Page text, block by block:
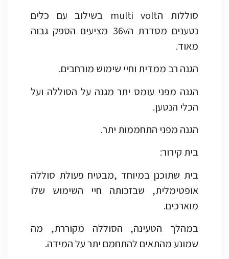
סוללות הmulti volt בשילוב עם כלים
נטענים מסדרת ה36v מציעים הספק גבוה
מאוד.
הגנה רב ממדית וחיי שימוש מורחבים.
הגנה מפני עומס יתר מגנה על הסוללה ועל
הכלי הנטען.
הגנה מפני התחממות יתר.
בית קירור:
בית שתוכנן במיוחד ,מבטיח פעולת סוללה
אופטימלית, שבזכותה חיי השימוש שלו
מוארכים.
במהלך הטעינה, הסוללה מקוררת, מה
שמונע מהתאים להתחמם יתר על המידה.